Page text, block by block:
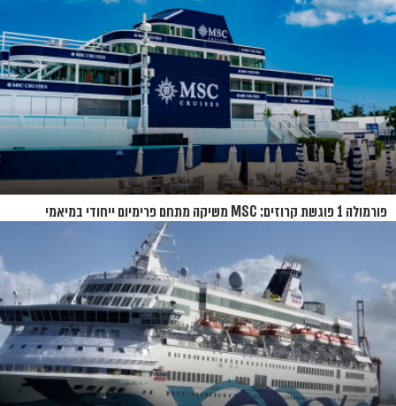
פורמולה 1 פוגשת קרוזים: MSC משיקה מתחם פרימיום ייחודי במיאמי